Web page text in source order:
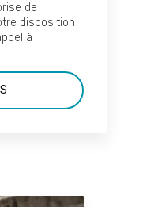
de
disposition
à